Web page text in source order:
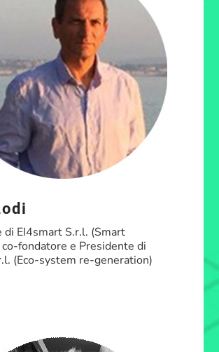
di EI4smart S.r.l. (Smart
fondatore e Presidente di
(Eco-system re-generation)